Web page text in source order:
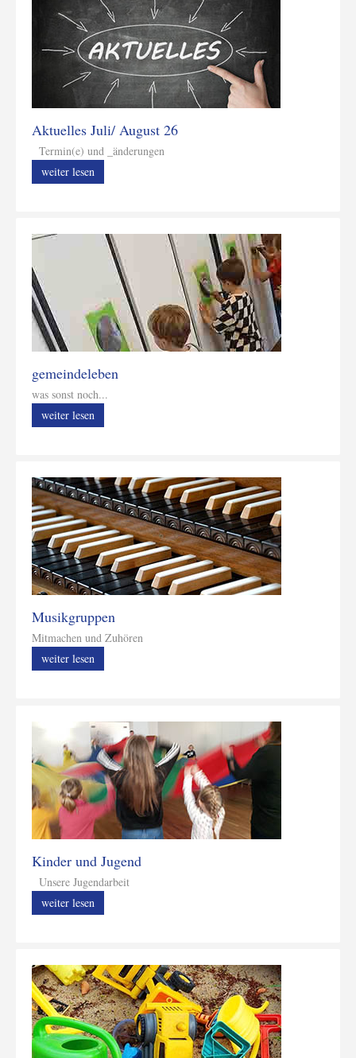
Aktuelles Juli/ August 26
Termin(e) und _änderungen
weiter lesen
gemeindeleben
was sonst noch...
weiter lesen
Musikgruppen
Mitmachen und Zuhören
weiter lesen
Kinder und Jugend
Unsere Jugendarbeit
weiter lesen